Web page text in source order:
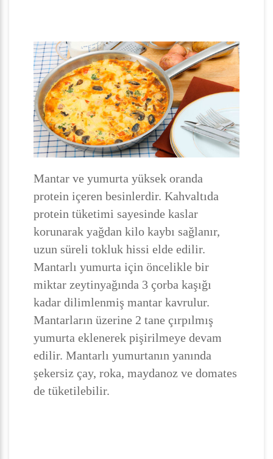
Mantar ve yumurta yüksek oranda
protein içeren besinlerdir. Kahvaltıda
protein tüketimi sayesinde kaslar
korunarak yağdan kilo kaybı sağlanır,
uzun süreli tokluk hissi elde edilir.
Mantarlı yumurta için öncelikle bir
miktar zeytinyağında 3 çorba kaşığı
kadar dilimlenmiş mantar kavrulur.
Mantarların üzerine 2 tane çırpılmış
yumurta eklenerek pişirilmeye devam
edilir. Mantarlı yumurtanın yanında
şekersiz çay, roka, maydanoz ve domates
de tüketilebilir.